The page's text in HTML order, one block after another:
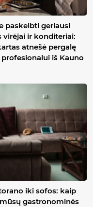
paskelbti geriausi
virėjai ir konditeriai:
atnešė pergalę
iš Kauno
iki sofos: kaip
gastronominės